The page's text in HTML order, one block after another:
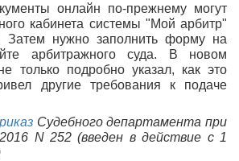
онлайн по-прежнему могут
кабинета системы "Мой арбитр"
Затем нужно заполнить форму на
арбитражного суда. В новом
только подробно указал, как это
другие требования к подаче
Судебного департамента при
N 252 (введен в действие с 1